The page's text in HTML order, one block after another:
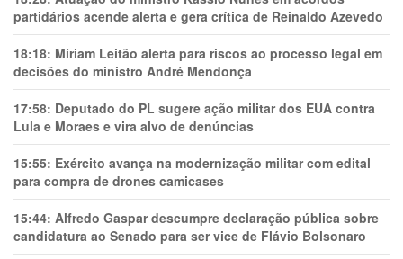
partidários acende alerta e gera crítica de Reinaldo Azevedo
18:18: Míriam Leitão alerta para riscos ao processo legal em
decisões do ministro André Mendonça
17:58: Deputado do PL sugere ação militar dos EUA contra
Lula e Moraes e vira alvo de denúncias
15:55: Exército avança na modernização militar com edital
para compra de drones camicases
15:44: Alfredo Gaspar descumpre declaração pública sobre
candidatura ao Senado para ser vice de Flávio Bolsonaro